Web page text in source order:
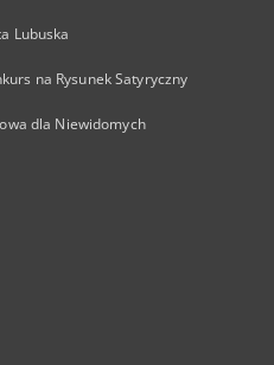
Lubuska
na Rysunek Satyryczny
dla Niewidomych